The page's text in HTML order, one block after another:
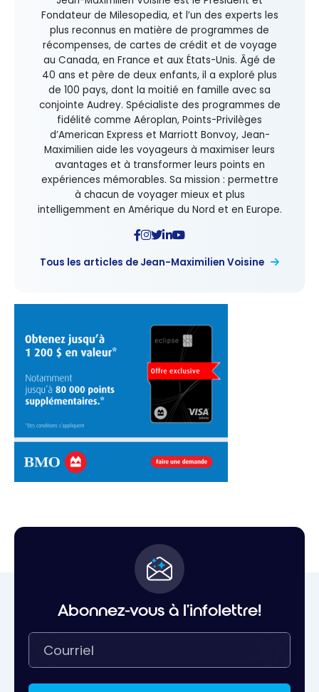
Fondateur de Milesopedia, et l’un des experts les
plus reconnus en matière de programmes de
récompenses, de cartes de crédit et de voyage
au Canada, en France et aux États-Unis. Âgé de
40 ans et père de deux enfants, il a exploré plus
de 100 pays, dont la moitié en famille avec sa
conjointe Audrey. Spécialiste des programmes de
fidélité comme Aéroplan, Points-Privilèges
d’American Express et Marriott Bonvoy, Jean-
Maximilien aide les voyageurs à maximiser leurs
avantages et à transformer leurs points en
expériences mémorables. Sa mission : permettre
à chacun de voyager mieux et plus
intelligemment en Amérique du Nord et en Europe.
Tous les articles de Jean-Maximilien Voisine
Abonnez-vous à l'infolettre!